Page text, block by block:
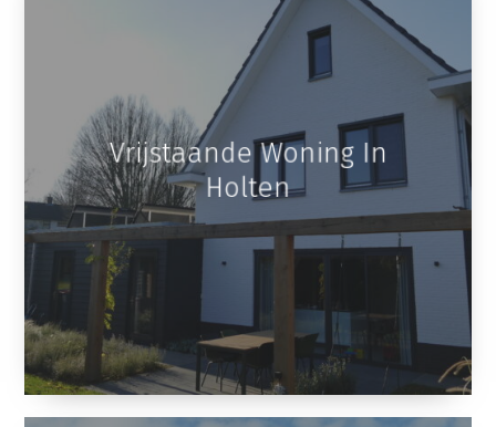
Vrijstaande Woning In
Holten